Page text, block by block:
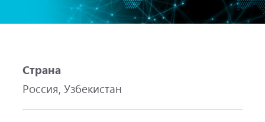
Страна
Россия, Узбекистан